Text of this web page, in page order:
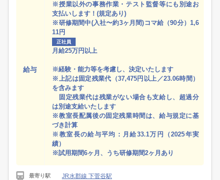
給与
※授業以外の事務作業・テスト監督等にも別途お
支払いします！(規定あり)
※研修期間中(入社〜約3ヶ月間)コマ給（90分）1,6
11円
正社員
月給25万円以上
※経験・能力等を考慮し、決定いたします
※上記は固定残業代（37,475円以上／23.06時間）
を含みます
固定残業代は残業がない場合も支給し、超過分
は別途支給いたします
※教室長配属後の固定残業時間は、給与規定に基
づき計算
※教室長の給与平均：月給33.1万円（2025年実
績）
※試用期間6ヶ月、うち研修期間2ヶ月あり
最寄り駅 JR水郡線 下菅谷駅